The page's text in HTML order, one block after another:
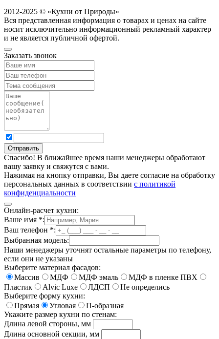
2012-2025 © «Кухни от Природы»
Вся представленная информация о товарах и ценах на сайте
носит исключительно информационный рекламный характер
и не является публичной офертой.
Заказать звонок
Спасибо! В ближайшее время наши менеджеры обработают
вашу заявку и свяжутся с вами.
Нажимая на кнопку отправки, Вы даете согласие на обработку
персональных данных в соответствии с политикой
конфиденциальности
Онлайн-расчет кухни:
Ваше имя *:
Ваш телефон *:
Выбранная модель:
Наши менеджеры уточнят остальные параметры по телефону,
если они не указаны
Выберите материал фасадов:
Массив
МДФ МДФ эмаль
МДФ в пленке ПВХ
Пластик
Alvic Luxe ЛДСП
Не определись
Выберите форму кухни:
Прямая
Угловая
П-образная
Укажите размер кухни по стенам:
Длина левой стороны, мм
Длина основной секции, мм